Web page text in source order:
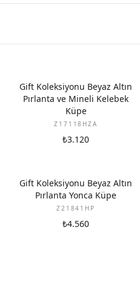
YENI
Gift Koleksiyonu Beyaz Altın
Pırlanta ve Mineli Kelebek
Küpe
Z17118HZA
₺3.120
YENI
Gift Koleksiyonu Beyaz Altın
Pırlanta Yonca Küpe
Z21841HP
₺4.560